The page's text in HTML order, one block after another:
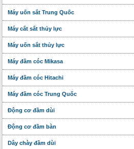
Máy uốn sắt Trung Quốc
Máy cắt sắt thủy lực
Máy uốn sắt thủy lực
Máy đầm cóc Mikasa
Máy đầm cóc Hitachi
Máy đầm cóc Trung Quốc
Động cơ đầm dùi
Động cơ đầm bàn
Dây chày đầm dùi